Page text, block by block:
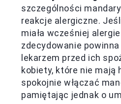
szczególności
reakcje alergiczne.
miała wcześniej
zdecydowanie
lekarzem przed ich
kobiety, które nie mają
spokojnie włączać
pamiętając jednak o